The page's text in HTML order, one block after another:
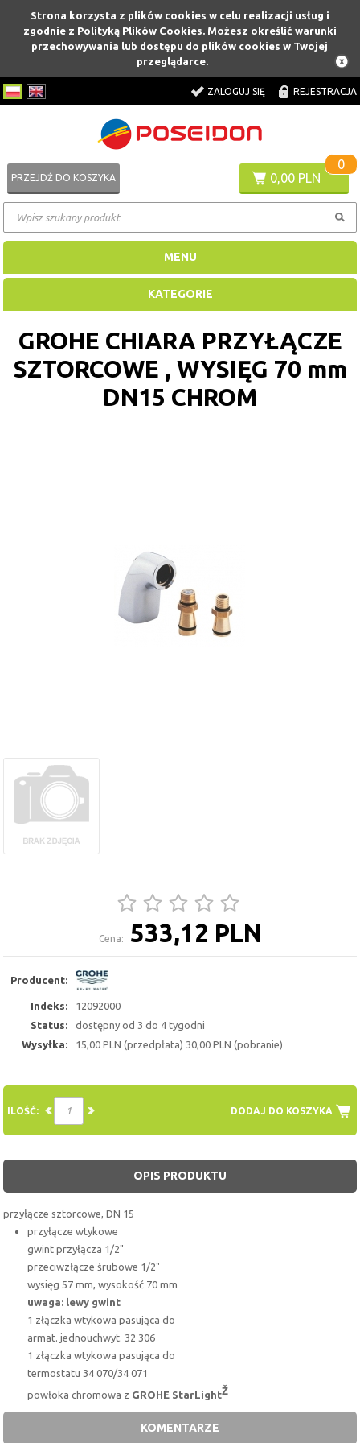
Strona korzysta z plików cookies w celu realizacji usług i
zgodnie z Polityką Plików Cookies. Możesz określić warunki
przechowywania lub dostępu do plików cookies w Twojej
przeglądarce.
ZALOGUJ SIĘ REJESTRACJA
0,00 PLN
0
PRZEJDŹ DO KOSZYKA
MENU
KATEGORIE
GROHE CHIARA PRZYŁĄCZE
SZTORCOWE , WYSIĘG 70 mm
DN15 CHROM
Cena: 533,12 PLN
Producent:
Indeks:
12092000
Status:
dostępny od 3 do 4 tygodni
Wysyłka:
15,00 PLN (przedpłata) 30,00 PLN (pobranie)
DODAJ DO KOSZYKA
ILOŚĆ:
OPIS PRODUKTU
przyłącze sztorcowe, DN 15
przyłącze wtykowe
gwint przyłącza 1/2"
przeciwzłącze śrubowe 1/2"
wysięg 57 mm, wysokość 70 mm
uwaga: lewy gwint
1 złączka wtykowa pasująca do
armat. jednouchwyt. 32 306
1 złączka wtykowa pasująca do
termostatu 34 070/34 071
powłoka chromowa z GROHE StarLightŽ
KOMENTARZE